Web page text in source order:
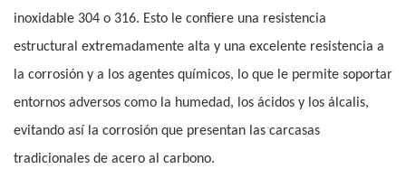
inoxidable 304 o 316. Esto le confiere una resistencia
estructural extremadamente alta y una excelente resistencia a
la corrosión y a los agentes químicos, lo que le permite soportar
entornos adversos como la humedad, los ácidos y los álcalis,
evitando así la corrosión que presentan las carcasas
tradicionales de acero al carbono.